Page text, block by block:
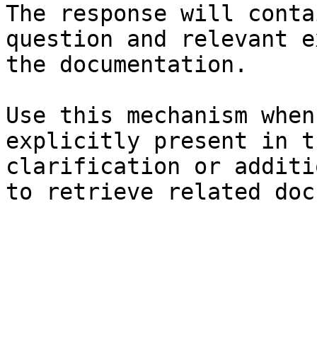
The response will
question and relevant
the documentation.
Use this mechanism
explicitly present in
clarification or